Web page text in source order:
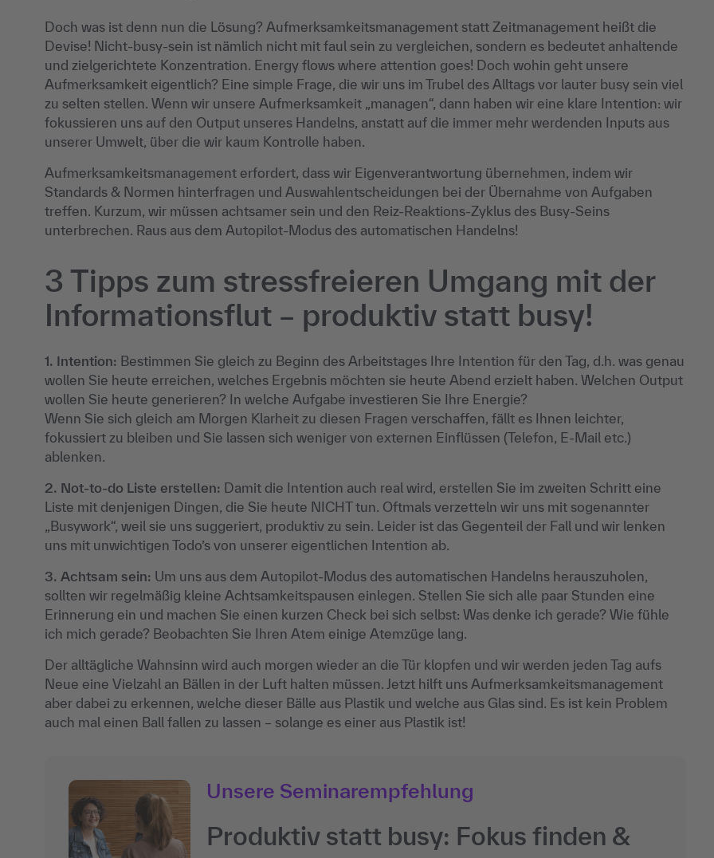
Doch was ist denn nun die Lösung? Aufmerksamkeitsmanagement statt Zeitmanagement heißt die
Devise! Nicht-busy-sein ist nämlich nicht mit faul sein zu vergleichen, sondern es bedeutet anhaltende
und zielgerichtete Konzentration. Energy flows where attention goes! Doch wohin geht unsere
Aufmerksamkeit eigentlich? Eine simple Frage, die wir uns im Trubel des Alltags vor lauter busy sein viel
zu selten stellen. Wenn wir unsere Aufmerksamkeit „managen“, dann haben wir eine klare Intention: wir
fokussieren uns auf den Output unseres Handelns, anstatt auf die immer mehr werdenden Inputs aus
unserer Umwelt, über die wir kaum Kontrolle haben.
Aufmerksamkeitsmanagement erfordert, dass wir Eigenverantwortung übernehmen, indem wir
Standards & Normen hinterfragen und Auswahlentscheidungen bei der Übernahme von Aufgaben
treffen. Kurzum, wir müssen achtsamer sein und den Reiz-Reaktions-Zyklus des Busy-Seins
unterbrechen. Raus aus dem Autopilot-Modus des automatischen Handelns!
3 Tipps zum stressfreieren Umgang mit der
Informationsflut – produktiv statt busy!
1. Intention: Bestimmen Sie gleich zu Beginn des Arbeitstages Ihre Intention für den Tag, d.h. was genau
wollen Sie heute erreichen, welches Ergebnis möchten sie heute Abend erzielt haben. Welchen Output
wollen Sie heute generieren? In welche Aufgabe investieren Sie Ihre Energie?
Wenn Sie sich gleich am Morgen Klarheit zu diesen Fragen verschaffen, fällt es Ihnen leichter,
fokussiert zu bleiben und Sie lassen sich weniger von externen Einflüssen (Telefon, E-Mail etc.)
ablenken.
2. Not-to-do Liste erstellen: Damit die Intention auch real wird, erstellen Sie im zweiten Schritt eine
Liste mit denjenigen Dingen, die Sie heute NICHT tun. Oftmals verzetteln wir uns mit sogenannter
„Busywork“, weil sie uns suggeriert, produktiv zu sein. Leider ist das Gegenteil der Fall und wir lenken
uns mit unwichtigen Todo’s von unserer eigentlichen Intention ab.
3. Achtsam sein: Um uns aus dem Autopilot-Modus des automatischen Handelns herauszuholen,
sollten wir regelmäßig kleine Achtsamkeitspausen einlegen. Stellen Sie sich alle paar Stunden eine
Erinnerung ein und machen Sie einen kurzen Check bei sich selbst: Was denke ich gerade? Wie fühle
ich mich gerade? Beobachten Sie Ihren Atem einige Atemzüge lang.
Der alltägliche Wahnsinn wird auch morgen wieder an die Tür klopfen und wir werden jeden Tag aufs
Neue eine Vielzahl an Bällen in der Luft halten müssen. Jetzt hilft uns Aufmerksamkeitsmanagement
aber dabei zu erkennen, welche dieser Bälle aus Plastik und welche aus Glas sind. Es ist kein Problem
auch mal einen Ball fallen zu lassen – solange es einer aus Plastik ist!
Unsere Seminarempfehlung
Produktiv statt busy: Fokus finden &